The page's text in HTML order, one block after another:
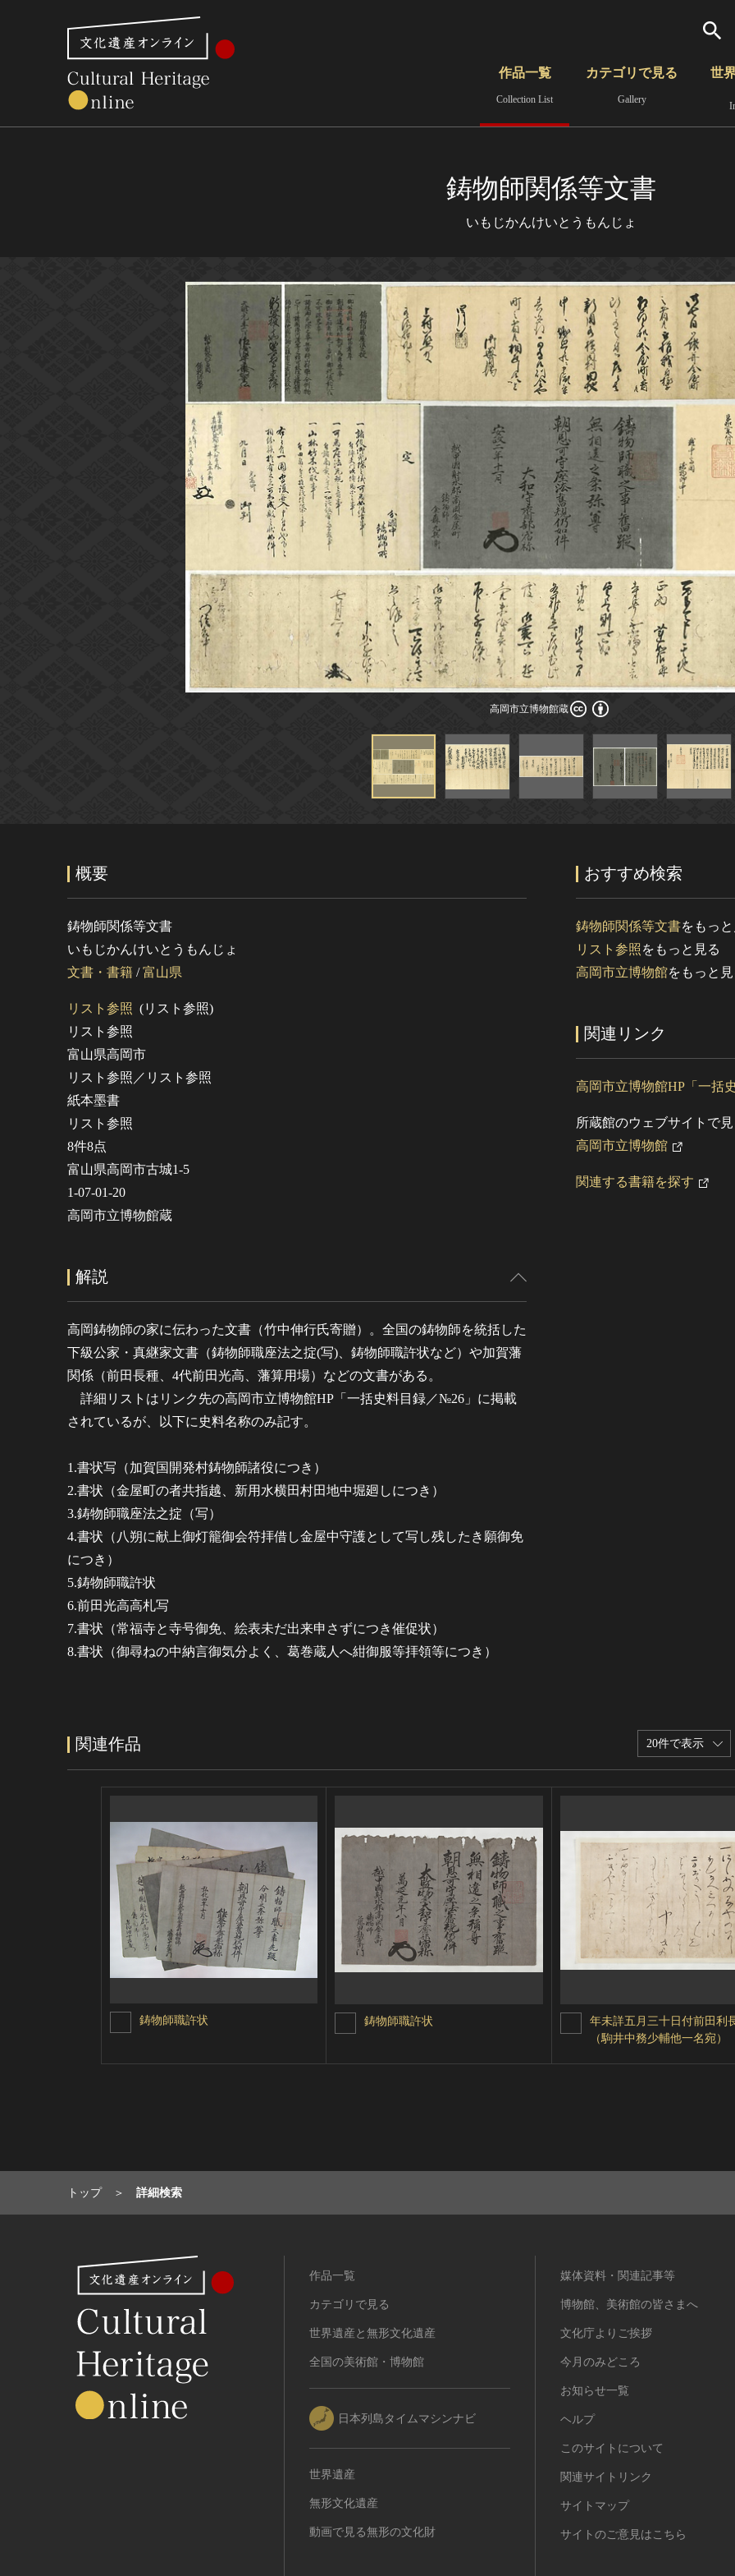
さらに詳細検索
作品一覧
Collection List
カテゴリで見る
Gallery
世
鋳物師関係等文書
いもじかんけいとうもんじょ
高岡市立博物館蔵
高岡市立博物館蔵
概要
鋳物師関係等文書
いもじかんけいとうもんじょ
文書・書籍 /富山県
リスト参照 (リスト参照)
リスト参照
富山県高岡市
リスト参照／リスト参照
紙本墨書
リスト参照
8件8点
富山県高岡市古城1-5
1-07-01-20
高岡市立博物館蔵
解説
高岡鋳物師の家に伝わった文書（竹中伸行氏寄贈）。全国の鋳物師を統括した
下級公家・真継家文書（鋳物師職座法之掟(写)、鋳物師職許状など）や加賀藩
関係（前田長種、4代前田光高、藩算用場）などの文書がある。
詳細リストはリンク先の高岡市立博物館HP「一括史料目録／№26」に掲載
されているが、以下に史料名称のみ記す。
1.書状写（加賀国開発村鋳物師諸役につき）
2.書状（金屋町の者共指越、新用水横田村田地中堀廻しにつき）
3.鋳物師職座法之掟（写）
4.書状（八朔に献上御灯籠御会符拝借し金屋中守護として写し残したき願御免
につき）
5.鋳物師職許状
6.前田光高高札写
7.書状（常福寺と寺号御免、絵表未だ出来申さずにつき催促状）
8.書状（御尋ねの中納言御気分よく、葛巻蔵人へ紺御服等拝領等につき）
おすすめ検索
鋳物師関係等文書をもっ
リスト参照 をもっと見る
高岡市立博物館をもっと
関連リンク
高岡市立博物館HP「一括
所蔵館のウェブサイトで
高岡市立博物館
関連する書籍を探す
関連作品 20件で表示
鋳物師職許状 鋳物師職許状
年未詳五月三十日付前田利
（駒井中務少輔他一名宛）
トップ 詳細検索
作品一覧
カテゴリで見る
世界遺産と無形文化遺産
全国の美術館・博物館
日本列島タイムマシンナビ
世界遺産
無形文化遺産
動画で見る無形の文化財
媒体資料・関連記事等
博物館、美術館の皆さまへ
文化庁よりご挨拶
今月のみどころ
お知らせ一覧
ヘルプ
このサイトについて
関連サイトリンク
サイトマップ
サイトのご意見はこちら